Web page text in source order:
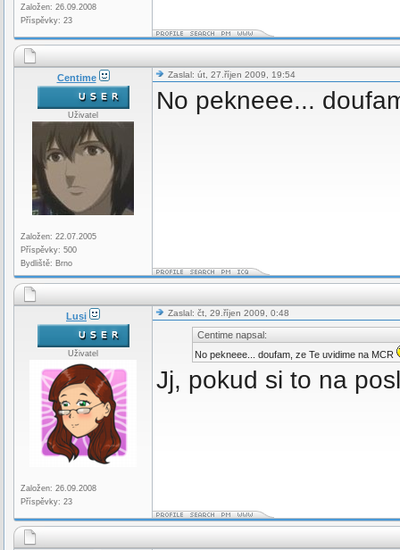
Založen: 26.09.2008
Příspěvky: 23
Centime
Uživatel
Založen: 22.07.2005
Příspěvky: 500
Bydliště: Brno
Zaslal: út, 27.říjen 2009, 19:54
No pekneee...
Lusi
Uživatel
Založen: 26.09.2008
Příspěvky: 23
Zaslal: čt, 29.říjen 2009, 0:48
Centime napsal:
No pekneee... doufam, ze Te uvidime na MCR
Jj, pokud si to na